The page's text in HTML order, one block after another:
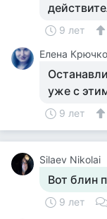
9 лет
Елена
уже с
9 лет
Silaev Nikolai
Вот блин
9 лет